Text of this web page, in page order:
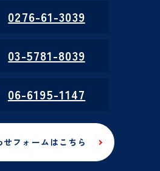
0276-61-3039
03-5781-8039
06-6195-1147
せフォームはこちら